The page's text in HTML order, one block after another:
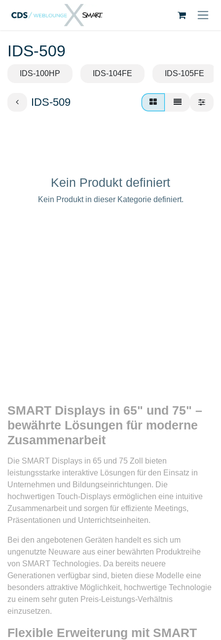
Zum Inhalt springen
IDS-509
IDS-100HP IDS-104FE IDS-105FE
IDS-509
Kein Produkt definiert
Kein Produkt in dieser Kategorie definiert.
SMART Displays in 65" und 75" –
bewährte Lösungen für moderne
Zusammenarbeit
Die SMART Displays in 65 und 75 Zoll bieten
leistungsstarke interaktive Lösungen für den Einsatz in
Unternehmen und Bildungseinrichtungen. Die
hochwertigen Touch-Displays ermöglichen eine intuitive
Zusammenarbeit und sorgen für effiziente Meetings,
Präsentationen und Unterrichtseinheiten.
Bei den angebotenen Geräten handelt es sich um
ungenutzte Neuware aus einer bewährten Produktreihe
von SMART Technologies. Da bereits neuere
Generationen verfügbar sind, bieten diese Modelle eine
besonders attraktive Möglichkeit, hochwertige Technologie
zu einem sehr guten Preis-Leistungs-Verhältnis
einzusetzen.
Flexible Erweiterung mit SMART